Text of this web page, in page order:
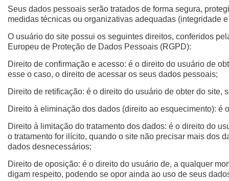
Seus dados pessoais serão tratados de forma segura,
medidas técnicas ou organizativas adequadas (integridade
O usuário do site possui os seguintes direitos, conferidos
Europeu de Proteção de Dados Pessoais (RGPD):
Direito de confirmação e acesso: é o direito do usuário de
esse o caso, o direito de acessar os seus dados pessoais;
Direito de retificação: é o direito do usuário de obter do
Direito à eliminação dos dados (direito ao esquecimento):
Direito à limitação do tratamento dos dados: é o direito do
o tratamento for ilícito, quando o site não precisar mais dos
dados desnecessários;
Direito de oposição: é o direito do usuário de, a qualquer
digam respeito, podendo se opor ainda ao uso de seus